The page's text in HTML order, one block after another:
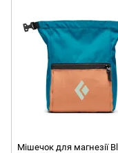
Мішечок для магнезії